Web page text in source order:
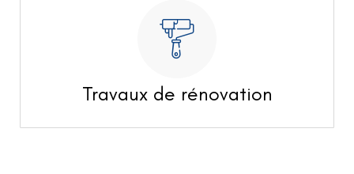
Travaux de rénovation